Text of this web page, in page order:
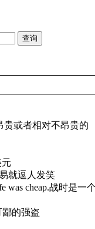
贵或者相对不昂贵的
就逗人发笑
was cheap.战时是一
鄙的强盗